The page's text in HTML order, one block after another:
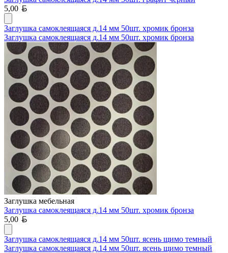
5,00
Заглушка самоклеящаяся д.14 мм 50шт. хромик бронза
Заглушка самоклеящаяся д.14 мм 50шт. хромик бронза
Заглушка мебельная
Заглушка самоклеящаяся д.14 мм 50шт. хромик бронза
5,00
Заглушка самоклеящаяся д.14 мм 50шт. ясень щимо темный
Заглушка самоклеящаяся д.14 мм 50шт. ясень щимо темный